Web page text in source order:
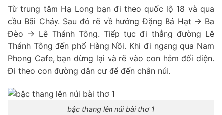
Từ trung tâm Hạ Long bạn đi theo quốc lộ 18 và qua
cầu Bãi Cháy. Sau đó rẽ về hướng Đặng Bá Hạt -> Ba
Đèo -> Lê Thánh Tông. Tiếp tục đi thẳng đường Lê
Thánh Tông đến phố Hàng Nồi. Khi đi ngang qua Nam
Phong Cafe, bạn dừng lại và rẽ vào con hẻm đối diện.
Đi theo con đường dân cư để đến chân núi.
bậc thang lên núi bài thơ 1